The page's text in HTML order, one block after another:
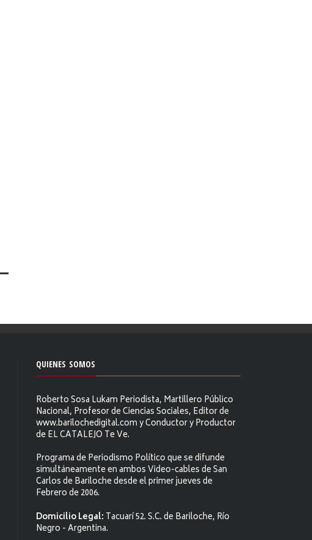
QUIENES SOMOS
Roberto Sosa Lukam Periodista, Martillero Público
Nacional, Profesor de Ciencias Sociales, Editor de
www.barilochedigital.com y Conductor y Productor
de EL CATALEJO Te Ve.
Programa de Periodismo Político que se difunde
simultáneamente en ambos Video-cables de San
Carlos de Bariloche desde el primer jueves de
Febrero de 2006.
Domicilio Legal: Tacuarí 52. S.C. de Bariloche, Río
Negro - Argentina.